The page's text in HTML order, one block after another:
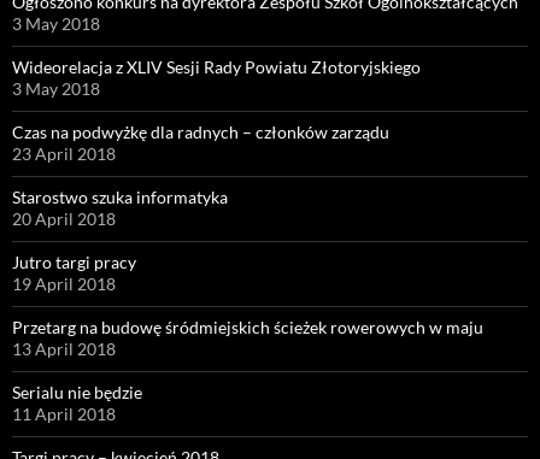
3 May 2018
Wideorelacja z XLIV Sesji Rady Powiatu Złotoryjskiego
3 May 2018
Czas na podwyżkę dla radnych – członków zarządu
23 April 2018
Starostwo szuka informatyka
20 April 2018
Jutro targi pracy
19 April 2018
Przetarg na budowę śródmiejskich ścieżek rowerowych w maju
13 April 2018
Serialu nie będzie
11 April 2018